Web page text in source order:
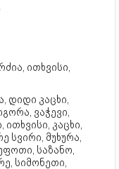
ითხვისი,
დიდი კაცხი,
ვაჭევი,
კაცხი,
სვირი, მუხურა,
საზანო,
სიმონეთი,